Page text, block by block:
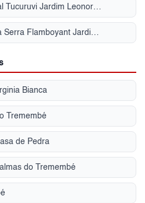
Condomínio Habitacional Tucuruvi Jardim Leonor Mendes de Barros
Condomínio Villaggio Da Serra Flamboyant Jardim Leonor Mendes de Barros
Bianca
Tremembé
de Pedra
do Tremembé